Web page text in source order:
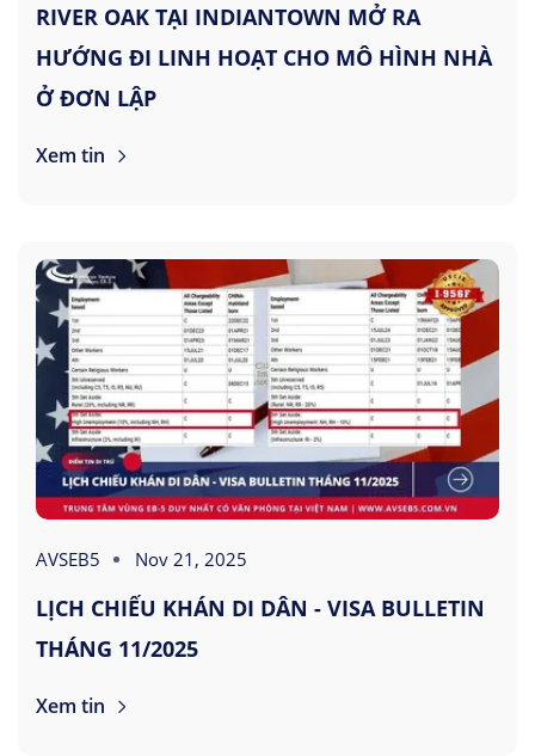
RIVER OAK TẠI INDIANTOWN MỞ RA
HƯỚNG ĐI LINH HOẠT CHO MÔ HÌNH NHÀ
Ở ĐƠN LẬP
Xem tin
AVSEB5 Nov 21, 2025
LỊCH CHIẾU KHÁN DI DÂN - VISA BULLETIN
THÁNG 11/2025
Xem tin